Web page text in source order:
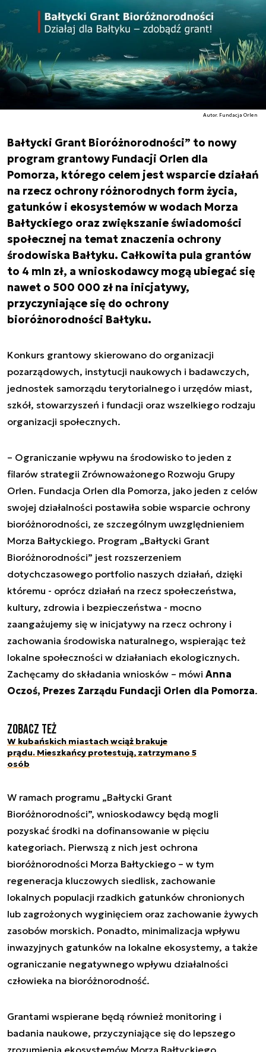
Autor. Fundacja Orlen
Bałtycki Grant Bioróżnorodności” to nowy
program grantowy Fundacji Orlen dla
Pomorza, którego celem jest wsparcie działań
na rzecz ochrony różnorodnych form życia,
gatunków i ekosystemów w wodach Morza
Bałtyckiego oraz zwiększanie świadomości
społecznej na temat znaczenia ochrony
środowiska Bałtyku. Całkowita pula grantów
to 4 mln zł, a wnioskodawcy mogą ubiegać się
nawet o 500 000 zł na inicjatywy,
przyczyniające się do ochrony
bioróżnorodności Bałtyku.
Konkurs grantowy skierowano do organizacji
pozarządowych, instytucji naukowych i badawczych,
jednostek samorządu terytorialnego i urzędów miast,
szkół, stowarzyszeń i fundacji oraz wszelkiego rodzaju
organizacji społecznych.
– Ograniczanie wpływu na środowisko to jeden z
filarów strategii Zrównoważonego Rozwoju Grupy
Orlen. Fundacja Orlen dla Pomorza, jako jeden z celów
swojej działalności postawiła sobie wsparcie ochrony
bioróżnorodności, ze szczególnym uwzględnieniem
Morza Bałtyckiego. Program „Bałtycki Grant
Bioróżnorodności” jest rozszerzeniem
dotychczasowego portfolio naszych działań, dzięki
któremu - oprócz działań na rzecz społeczeństwa,
kultury, zdrowia i bezpieczeństwa - mocno
zaangażujemy się w inicjatywy na rzecz ochrony i
zachowania środowiska naturalnego, wspierając też
lokalne społeczności w działaniach ekologicznych.
Zachęcamy do składania wniosków – mówi Anna
Oczoś, Prezes Zarządu Fundacji Orlen dla Pomorza.
Zobacz też
W kubańskich miastach wciąż brakuje
prądu. Mieszkańcy protestują, zatrzymano 5
osób
W ramach programu „Bałtycki Grant
Bioróżnorodności”, wnioskodawcy będą mogli
pozyskać środki na dofinansowanie w pięciu
kategoriach. Pierwszą z nich jest ochrona
bioróżnorodności Morza Bałtyckiego – w tym
regeneracja kluczowych siedlisk, zachowanie
lokalnych populacji rzadkich gatunków chronionych
lub zagrożonych wyginięciem oraz zachowanie żywych
zasobów morskich. Ponadto, minimalizacja wpływu
inwazyjnych gatunków na lokalne ekosystemy, a także
ograniczanie negatywnego wpływu działalności
człowieka na bioróżnorodność.
Grantami wspierane będą również monitoring i
badania naukowe, przyczyniające się do lepszego
zrozumienia ekosystemów Morza Bałtyckiego,